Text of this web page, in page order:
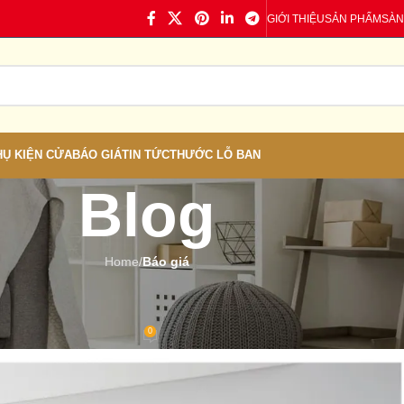
GIỚI THIỆUSẢN PHẨM
KIỆN CỬABÁO GIÁTIN TỨCTHƯỚC LỖ BAN
Blog
Home/Báo giá
, TIN TỨC
Vạn Giã – Báo Giá Chi Tiết
nhựa On 11/07/2023 0